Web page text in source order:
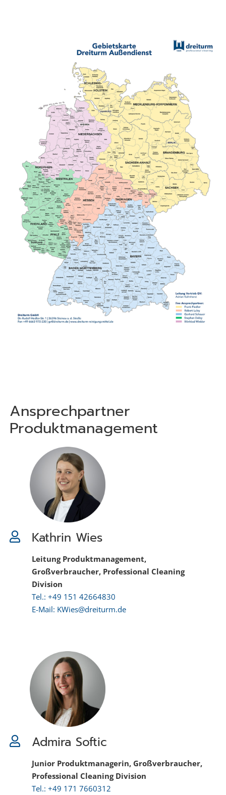
Ansprechpartner
Produktmanagement
Kathrin Wies
Leitung Produktmanagement,
Großverbraucher, Professional Cleaning
Division
Tel.: +49 151 42664830
E-Mail: KWies@dreiturm.de
Admira Softic
Junior Produktmanagerin, Großverbraucher,
Professional Cleaning Division
Tel.: +49 171 7660312